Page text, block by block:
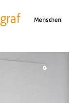
Menschen